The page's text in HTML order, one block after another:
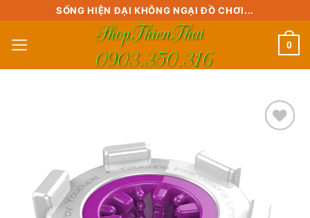
content
SỐNG HIỆN ĐẠI KHÔNG NGẠI ĐỒ CHƠI...
0